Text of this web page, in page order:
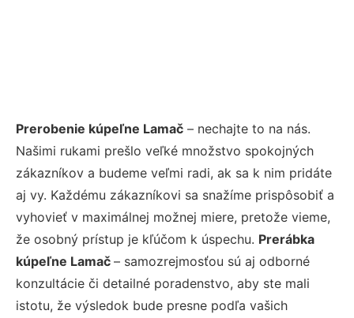
Prerobenie kúpeľne Lamač – nechajte to na nás.
Našimi rukami prešlo veľké množstvo spokojných
zákazníkov a budeme veľmi radi, ak sa k nim pridáte
aj vy. Každému zákazníkovi sa snažíme prispôsobiť a
vyhovieť v maximálnej možnej miere, pretože vieme,
že osobný prístup je kľúčom k úspechu. Prerábka
kúpeľne Lamač – samozrejmosťou sú aj odborné
konzultácie či detailné poradenstvo, aby ste mali
istotu, že výsledok bude presne podľa vašich